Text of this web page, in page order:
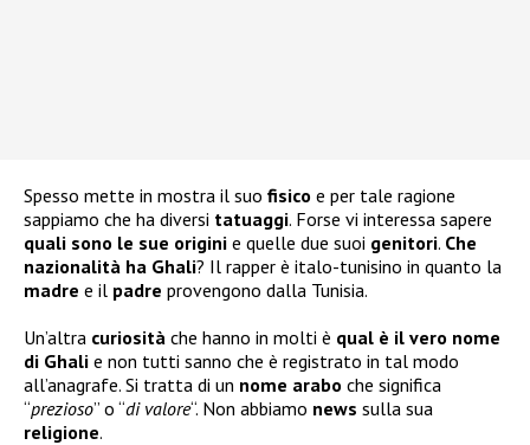
Spesso mette in mostra il suo fisico e per tale ragione
sappiamo che ha diversi tatuaggi. Forse vi interessa sapere
quali sono le sue origini e quelle due suoi genitori. Che
nazionalità ha Ghali? Il rapper è italo-tunisino in quanto la
madre e il padre provengono dalla Tunisia.
Un’altra curiosità che hanno in molti è qual è il vero nome
di Ghali e non tutti sanno che è registrato in tal modo
all’anagrafe. Si tratta di un nome arabo che significa
“prezioso” o “di valore“. Non abbiamo news sulla sua
religione.